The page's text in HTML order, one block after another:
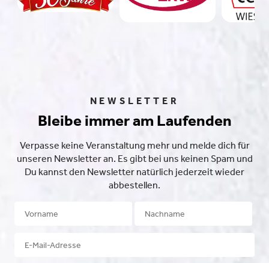
NEWSLETTER
Bleibe immer am Laufenden
Verpasse keine Veranstaltung mehr und melde dich für
unseren Newsletter an. Es gibt bei uns keinen Spam und
Du kannst den Newsletter natürlich jederzeit wieder
abbestellen.